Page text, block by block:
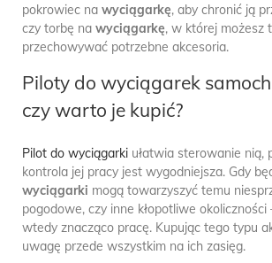
pokrowiec na wyciągarkę, aby chronić ją
czy torbę na wyciągarkę, w której możesz
przechowywać potrzebne akcesoria.
Piloty do wyciągarek
czy warto je kupić?
Pilot do wyciągarki ułatwia sterowanie nią,
kontrola jej pracy jest wygodniejsza. Gdy
wyciągarki mogą towarzyszyć temu
pogodowe, czy inne kłopotliwe okoliczności
wtedy znacząco pracę. Kupując tego typu
uwagę przede wszystkim na ich zasięg.